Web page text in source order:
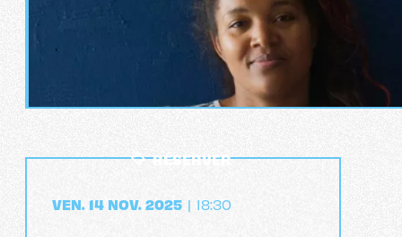
RÉSERVER
VEN. 14 NOV. 2025 | 18:30